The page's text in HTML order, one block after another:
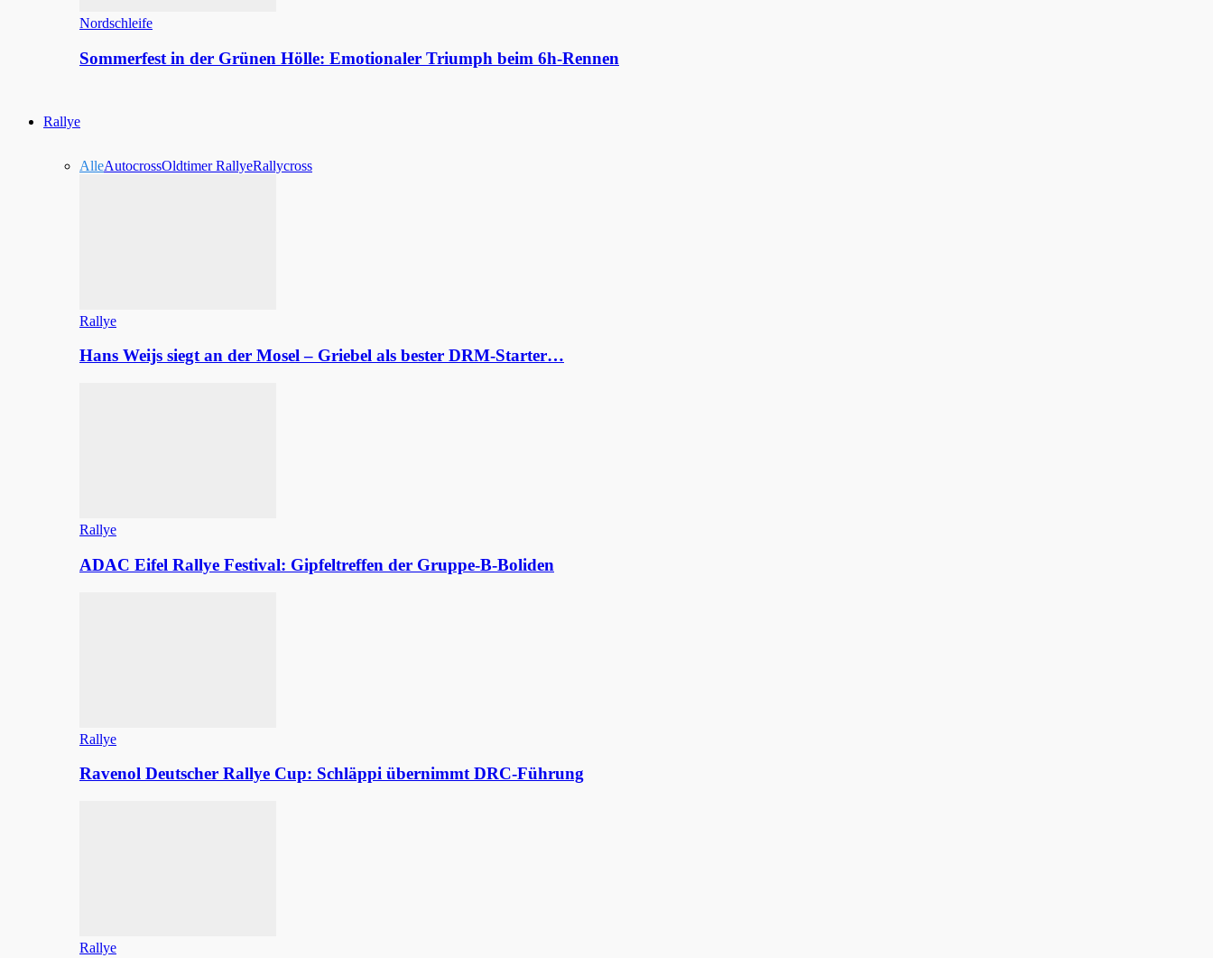
Nordschleife
Sommerfest in der Grünen Hölle: Emotionaler Triumph beim 6h-Rennen
Rallye
AlleAutocrossOldtimer RallyeRallycross
Rallye
Hans Weijs siegt an der Mosel – Griebel als bester DRM-Starter…
Rallye
ADAC Eifel Rallye Festival: Gipfeltreffen der Gruppe-B-Boliden
Rallye
Ravenol Deutscher Rallye Cup: Schläppi übernimmt DRC-Führung
Rallye